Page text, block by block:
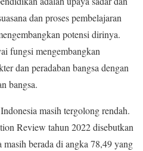
dan proses pembelajaran
potensi dirinya.
fungsi mengembangkan
dan peradaban bangsa dengan
bangsa.
masih tergolong rendah.
Review tahun 2022 disebutkan
berada di angka 78,49 yang